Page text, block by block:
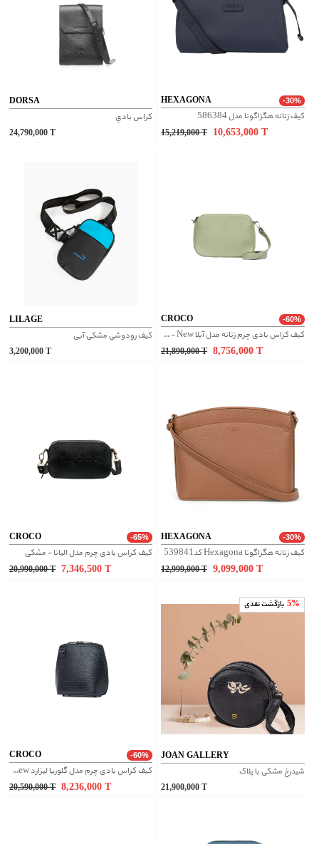
DORSA
کراس بادي
24,790,000
HEXAGONA -30%
کیف زنانه هگزاگونا مدل 586384
15,219,000 T 10,653,000
LILAGE
کیف رودوشی مشکی آبی
3,200,000
CROCO -60%
کیف کراس بادی چرم زنانه مدل آبلا New - سبز مغز پسته ای
21,890,000 T 8,756,000
CROCO -65%
کیف کراس بادی چرم مدل الیانا - مشکی
20,990,000 T 7,346,500
HEXAGONA -30%
کیف زنانه هگزاگونا Hexagona کد539841
12,999,000 T 9,099,000
CROCO -60%
کیف کراس بادی چرم مدل گلوریا لیزارد new - مشکی
20,590,000 T 8,236,000
5% بازگشت نقدی
JOAN GALLERY
شیدرخ مشکی با پلاک
21,900,000